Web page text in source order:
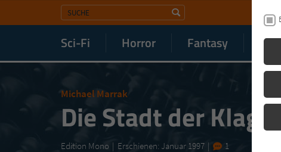
Sci-Fi Horror Fantasy
Michael Marrak
Die Stadt der Klage
Edition Mono Erschienen: Januar 1997 1